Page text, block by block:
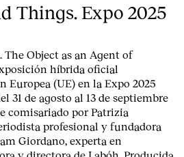
Things. Expo 2025
Object as an Agent of
híbrida oficial
Europea (UE) en la Expo 2025
31 de agosto al 13 de septiembre
comisariado porPatrizia
profesional y fundadora
Giordano, experta en